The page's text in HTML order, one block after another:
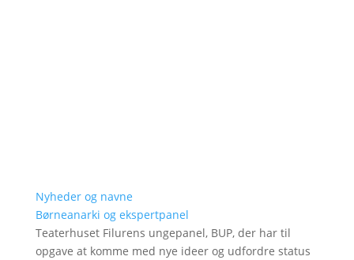
Nyheder og navne
Børneanarki og ekspertpanel
Teaterhuset Filurens ungepanel, BUP, der har til
opgave at komme med nye ideer og udfordre status